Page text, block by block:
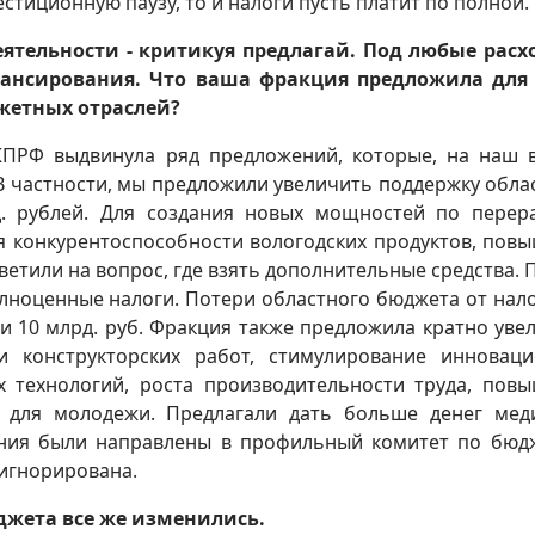
- критикуя предлагай. Под любые
Что ваша фракция предложила для
отраслей?
выдвинула ряд предложений, которые, на наш
мы предложили увеличить поддержку
Для создания новых мощностей по
вологодских продуктов,
на вопрос, где взять дополнительные средства.
налоги. Потери областного бюджета от
10 млрд. руб. Фракция также предложила кратно
работ, стимулирование
роста производительности труда,
для молодежи. Предлагали дать больше денег
были направлены в профильный комитет по
все же изменились.